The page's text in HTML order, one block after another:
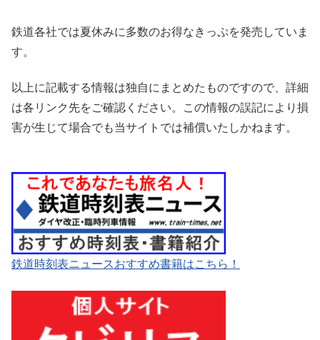
鉄道各社では夏休みに多数のお得なきっぷを発売していま
す。
以上に記載する情報は独自にまとめたものですので、詳細
は各リンク先をご確認ください。この情報の誤記により損
害が生じて場合でも当サイトでは補償いたしかねます。
鉄道時刻表ニュースおすすめ書籍はこちら！